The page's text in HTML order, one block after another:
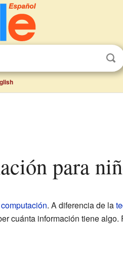
para
. A diferencia de la
cuánta información tiene algo.